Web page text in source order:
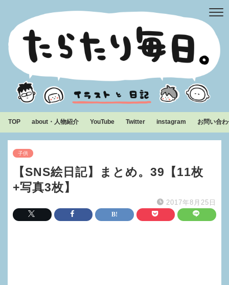
TOP about・人物紹介 YouTube Twitter instagram お問い合
子供
【SNS絵日記】まとめ。39【11枚
+写真3枚】
2017年8月25日